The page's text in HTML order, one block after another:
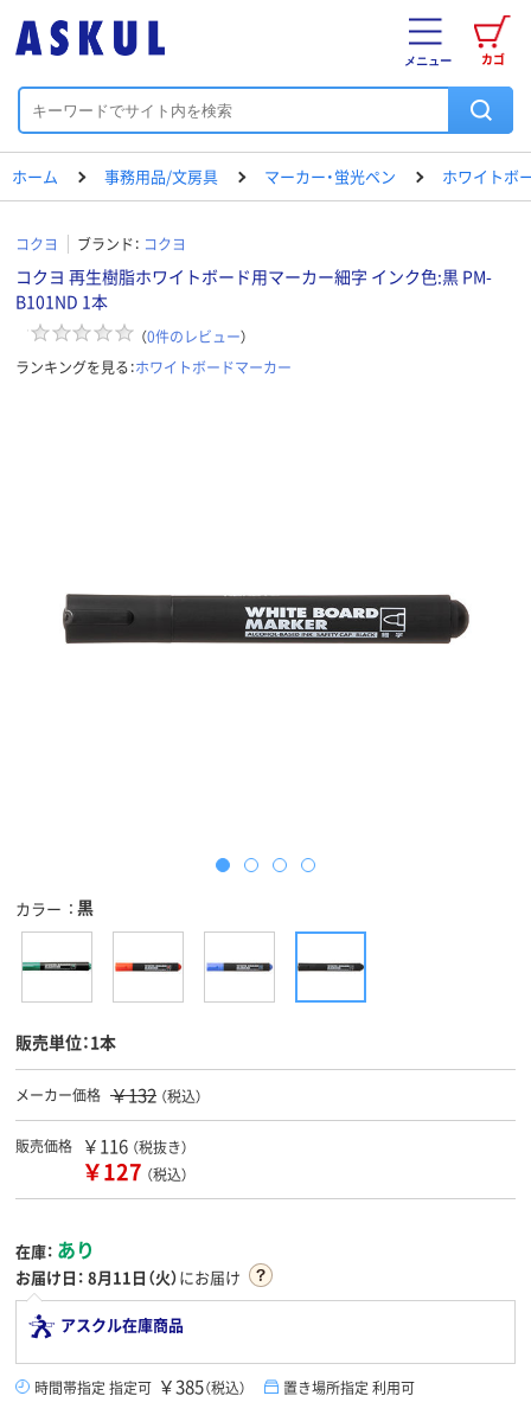
カゴ
メニュー
ホーム 事務用品/文房具 マーカー・蛍光ペン ホワイトボ
コクヨ ブランド： コクヨ
コクヨ 再生樹脂ホワイトボード用マーカー細字 インク色:黒 PM-
B101ND 1本
（0件のレビュー）
ランキングを見る：ホワイトボードマーカー
カラー 黒
販売単位：1本
メーカー価格 ￥132 （税込）
販売価格 ￥116 （税抜き）
￥127 （税込）
在庫： あり
お届け日： 8月11日（火）にお届け
アスクル在庫商品
時間帯指定 指定可 ￥385（税込） 置き場所指定 利用可